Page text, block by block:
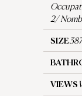
2/
SIZE
VIEWS